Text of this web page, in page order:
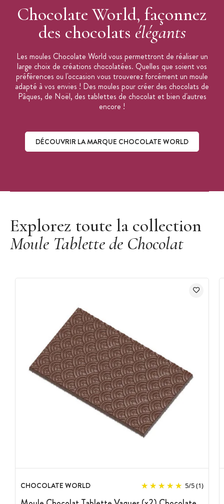
Chocolate World, façonnez
des chocolats élégants
Les moules Chocolate World vous permettront de réaliser un
large choix de créations chocolatées. Quelles que soient vos
préférences ou l'occasion vous trouverez forcément un moule
adapté à vos envies ! Des moules pour créer des chocolats de
Pâques, de Noël, des tablettes de chocolat et bien d'autres
encore !
DÉCOUVRIR LA MARQUE CHOCOLATE WORLD
Explorez toute la collection
Moule Tablette de Chocolat
CHOCOLATE WORLD 5/5(1)